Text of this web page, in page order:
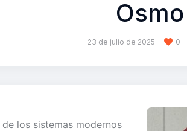
Osmo
23 de julio de 2025 0
de los sistemas modernos